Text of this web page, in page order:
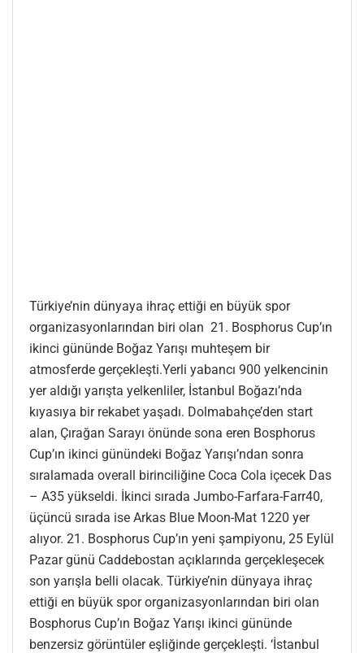
Türkiye’nin dünyaya ihraç ettiği en büyük spor
organizasyonlarından biri olan 21. Bosphorus Cup’ın
ikinci gününde Boğaz Yarışı muhteşem bir
atmosferde gerçekleşti.Yerli yabancı 900 yelkencinin
yer aldığı yarışta yelkenliler, İstanbul Boğazı’nda
kıyasıya bir rekabet yaşadı. Dolmabahçe’den start
alan, Çırağan Sarayı önünde sona eren Bosphorus
Cup’ın ikinci günündeki Boğaz Yarışı’ndan sonra
sıralamada overall birinciliğine Coca Cola içecek Das
– A35 yükseldi. İkinci sırada Jumbo-Farfara-Farr40,
üçüncü sırada ise Arkas Blue Moon-Mat 1220 yer
alıyor. 21. Bosphorus Cup’ın yeni şampiyonu, 25 Eylül
Pazar günü Caddebostan açıklarında gerçekleşecek
son yarışla belli olacak. Türkiye’nin dünyaya ihraç
ettiği en büyük spor organizasyonlarından biri olan
Bosphorus Cup’ın Boğaz Yarışı ikinci gününde
benzersiz görüntüler eşliğinde gerçekleşti. ‘İstanbul